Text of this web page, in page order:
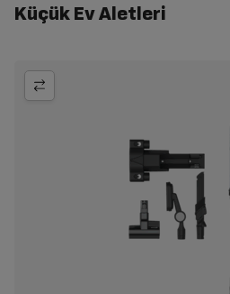
Küçük Ev Aletleri